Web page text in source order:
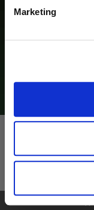
Marketing